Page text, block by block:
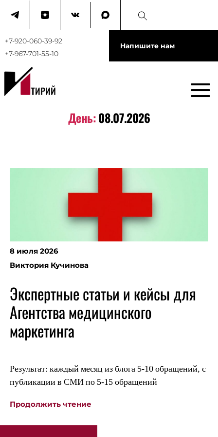
+7-920-060-39-92
+7-967-701-55-10
Напишите нам
День:08.07.2026
8 июля 2026
Виктория Кучинова
Экспертные статьи и кейсы для
Агентства медицинского
маркетинга
Результат: каждый месяц из блога 5-10 обращений, с
публикации в СМИ по 5-15 обращений
Продолжить чтение